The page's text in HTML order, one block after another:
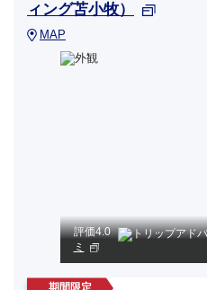
ィング苫小牧）
MAP
評価4.0
ミ